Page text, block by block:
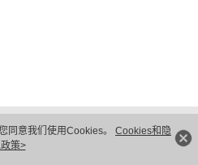
同意我们使用Cookies。 Cookies和隐
策>
保护
法律声明